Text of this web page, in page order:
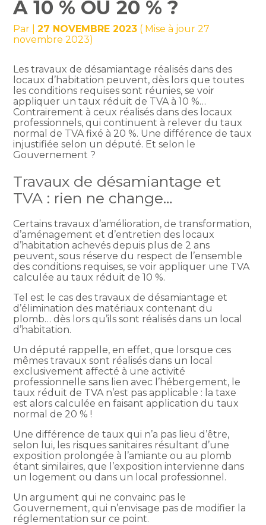
À 10 % OU 20 % ?
Par |27 NOVEMBRE 2023 ( Mise à jour 27
novembre 2023)
Les travaux de désamiantage réalisés dans des
locaux d’habitation peuvent, dès lors que toutes
les conditions requises sont réunies, se voir
appliquer un taux réduit de TVA à 10 %…
Contrairement à ceux réalisés dans des locaux
professionnels, qui continuent à relever du taux
normal de TVA fixé à 20 %. Une différence de taux
injustifiée selon un député. Et selon le
Gouvernement ?
Travaux de désamiantage et
TVA : rien ne change…
Certains travaux d’amélioration, de transformation,
d’aménagement et d’entretien des locaux
d’habitation achevés depuis plus de 2 ans
peuvent, sous réserve du respect de l’ensemble
des conditions requises, se voir appliquer une TVA
calculée au taux réduit de 10 %.
Tel est le cas des travaux de désamiantage et
d’élimination des matériaux contenant du
plomb… dès lors qu’ils sont réalisés dans un local
d’habitation.
Un député rappelle, en effet, que lorsque ces
mêmes travaux sont réalisés dans un local
exclusivement affecté à une activité
professionnelle sans lien avec l’hébergement, le
taux réduit de TVA n’est pas applicable : la taxe
est alors calculée en faisant application du taux
normal de 20 % !
Une différence de taux qui n’a pas lieu d’être,
selon lui, les risques sanitaires résultant d’une
exposition prolongée à l’amiante ou au plomb
étant similaires, que l’exposition intervienne dans
un logement ou dans un local professionnel.
Un argument qui ne convainc pas le
Gouvernement, qui n’envisage pas de modifier la
réglementation sur ce point.